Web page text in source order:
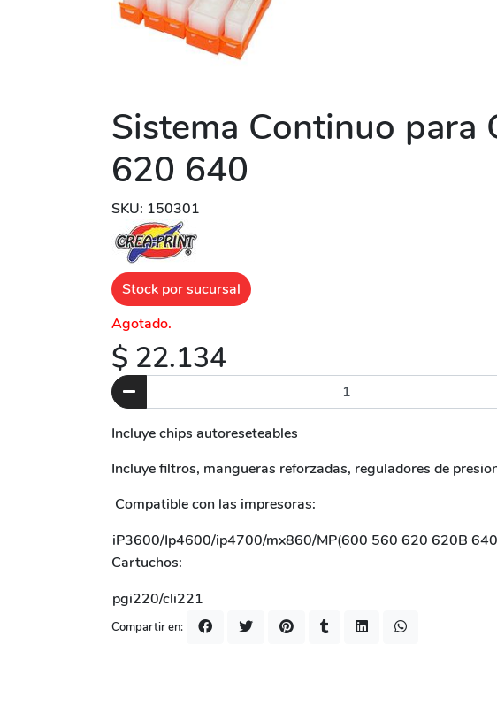
Sistema Continuo
620 640
SKU: 150301
Stock por sucursal
Agotado.
$ 22.134
Incluye chips autoreseteables
Incluye filtros, mangueras reforzadas, reguladores de
Compatible con las impresoras:
iP3600/Ip4600/ip4700/mx860/MP(600 560 620 620B
Cartuchos:
pgi220/cli221
Compartir en: